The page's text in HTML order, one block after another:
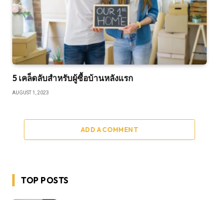
5 เคล็ดลับสำหรับผู้ซื้อบ้านหลังแรก
AUGUST 1, 2023
ADD A COMMENT
TOP POSTS